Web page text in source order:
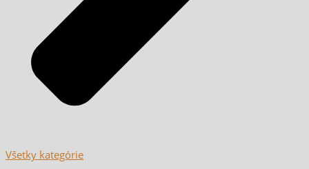
Všetky kategórie